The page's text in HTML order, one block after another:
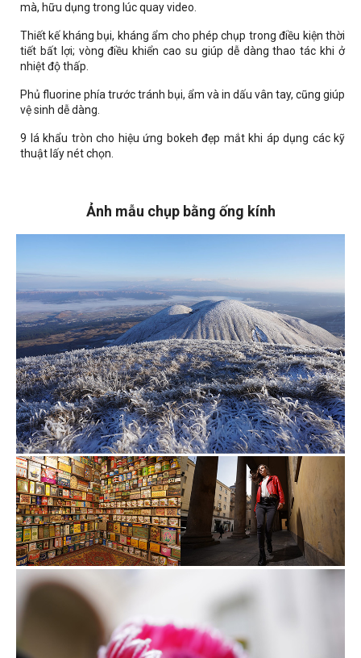
mà, hữu dụng trong lúc quay video.
Thiết kế kháng bụi, kháng ẩm cho phép chụp trong điều kiện thời
tiết bất lợi; vòng điều khiển cao su giúp dễ dàng thao tác khi ở
nhiệt độ thấp.
Phủ fluorine phía trước tránh bụi, ẩm và in dấu vân tay, cũng giúp
vệ sinh dễ dàng.
9 lá khẩu tròn cho hiệu ứng bokeh đẹp mắt khi áp dụng các kỹ
thuật lấy nét chọn.
Ảnh mẫu chụp bằng ống kính